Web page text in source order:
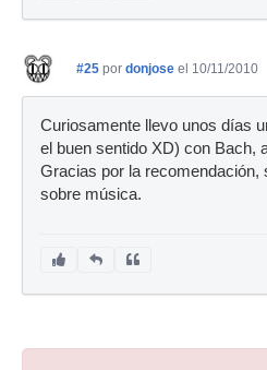
#25 por donjose el 10/11/2010
Curiosamente llevo unos días
el buen sentido XD) con Bach,
Gracias por la recomendación,
sobre música.